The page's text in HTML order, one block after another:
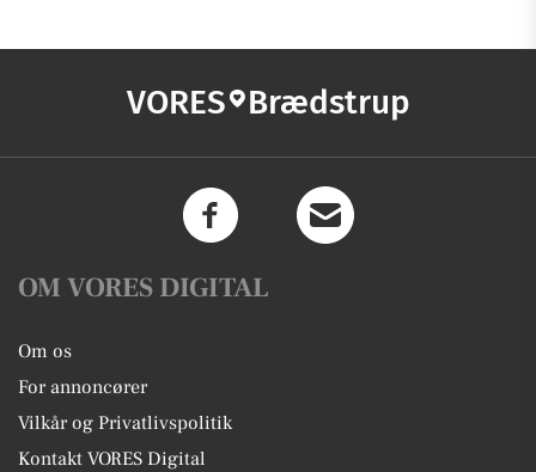
VORES Brædstrup
OM VORES DIGITAL
Om os
For annoncører
Vilkår og Privatlivspolitik
Kontakt VORES Digital